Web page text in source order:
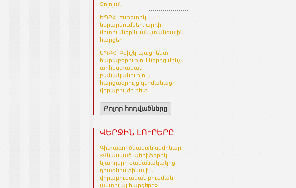
Չոլոյան
ԵՊԲՀ. Էսթետիկ
ներարկումներ. արդի
միտումներ և անվտանգային
հարցեր
ԵՊԲՀ. Բժիշկ-պացիենտ
հարաբերություններից մինչև
արհեստական
բանականություն.
հարցազրույց գերմանացի
վիրաբույժի հետ
Բոլոր հոդվածները
ՎԵՐՋԻՆ ԼՈՒՐԵՐԸ
Գիտագործնական սեմինար
«Վնասված պերիֆերիկ
նյարդերի ժամանակակից
դիագնոստիկայի և
վիրաբուժական բուժման
ակտուալ հարցերը»